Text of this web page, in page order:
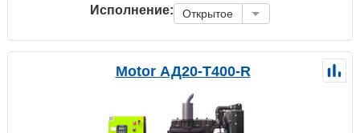
Исполнение: Открытое
Motor АД20-Т400-R